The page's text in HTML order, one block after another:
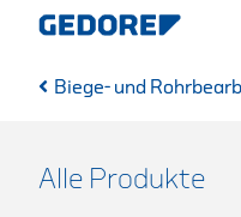
Biege- und
Alle Produkte